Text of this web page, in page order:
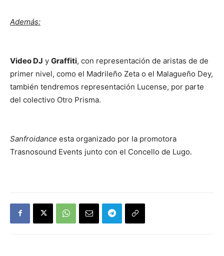
Además:
Video DJ y Graffiti, con representación de aristas de de
primer nivel, como el Madrileño Zeta o el Malagueño Dey,
también tendremos representación Lucense, por parte
del colectivo Otro Prisma.
Sanfroidance esta organizado por la promotora
Trasnosound Events junto con el Concello de Lugo.